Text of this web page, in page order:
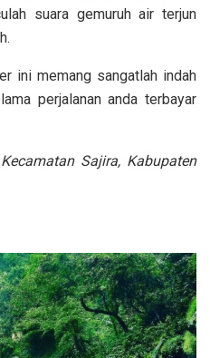
suara gemuruh air terjun
ini memang sangatlah indah
perjalanan anda terbayar
Sajira, Kabupaten